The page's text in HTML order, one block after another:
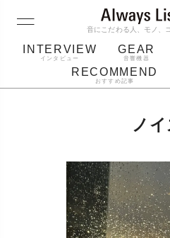
音にこだわる人、モノ、
INTERVIEW
インタビュー
GEAR
音響機器
RECOMMEND
おすすめ記事
ノ